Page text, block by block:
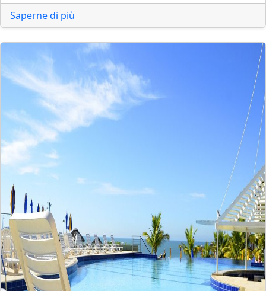
Saperne di più